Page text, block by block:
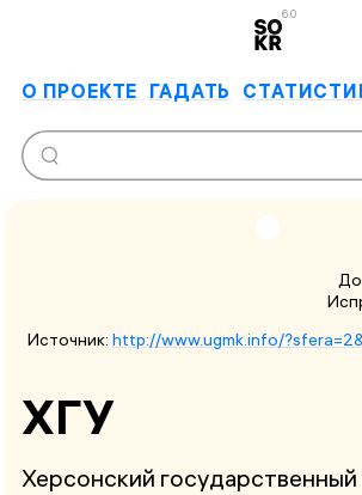
6.0
О ПРОЕКТЕ ГАДАТЬ
Источник: http://www.ugmk.info/
ХГУ
Херсонский